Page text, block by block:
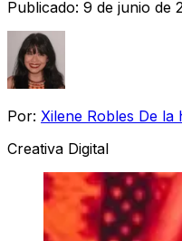
Publicado: 9 de junio de
Por: Xilene Robles De la
Creativa Digital